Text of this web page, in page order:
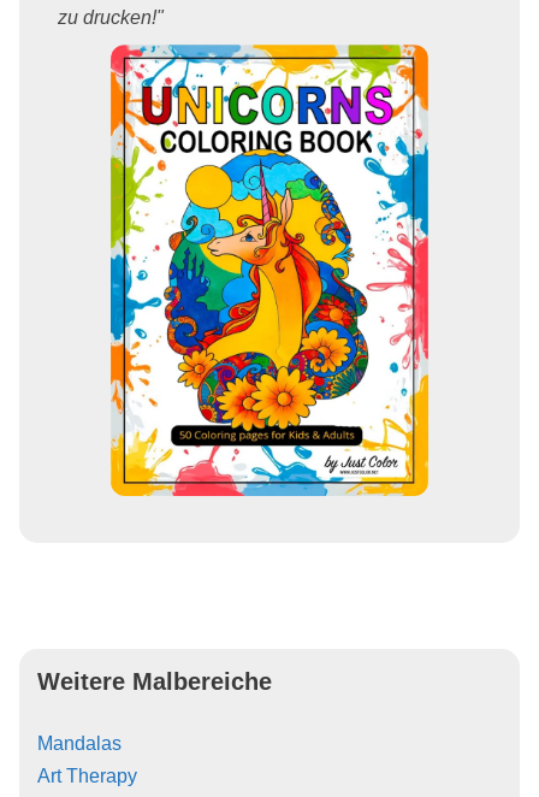
zu drucken!"
Weitere Malbereiche
Mandalas
Art Therapy